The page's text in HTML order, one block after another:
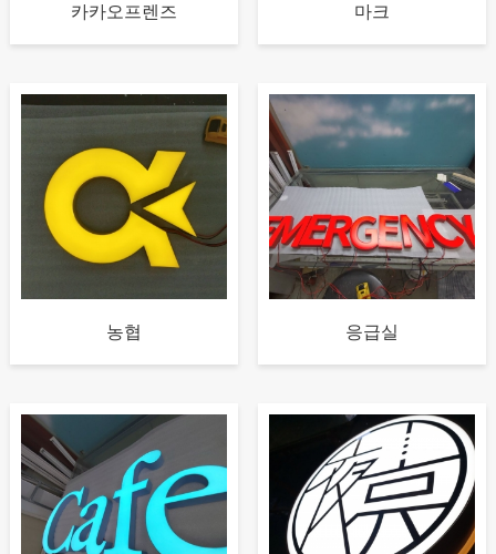
카카오프렌즈 마크
농협 응급실